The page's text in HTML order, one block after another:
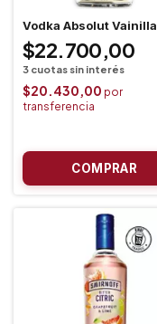
Vodka Absolut Vainilla
$22.700,00
$20.430,00